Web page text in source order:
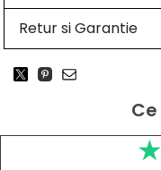
Retur si Garantie